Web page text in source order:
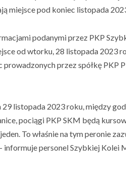
miejsce pod koniec listopada
podanymi przez PKP
od wtorku, 28 listopada 2023
prowadzonych przez spółkę PKP
29 listopada 2023 roku, między
pociągi PKP SKM będą
To właśnie na tym peronie
informuje personel Szybkiej Kolei